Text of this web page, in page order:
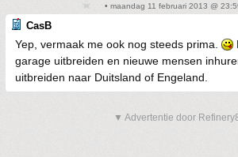
• maandag 11 februari 2013 @
CasB
Yep, vermaak me ook nog steeds prima.
garage uitbreiden en nieuwe mensen
uitbreiden naar Duitsland of Engeland.
▼ Advertentie door